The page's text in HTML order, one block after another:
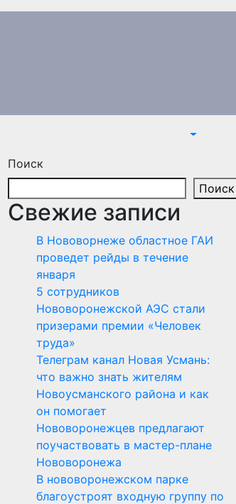
Поиск
Поиск
Свежие записи
В Нововорнеже областное ГАИ
проведет рейды в течение
января
5 сотрудников
Нововоронежской АЭС стали
призерами премии «Человек
труда»
Телеграм канал Новая Усмань:
что важно знать жителям
Новоусманского района и как
он помогает
Нововоронежцев предлагают
поучаствовать в мастер-плане
Нововоронежа
В нововоронежском парке
благоустроят входную группу по